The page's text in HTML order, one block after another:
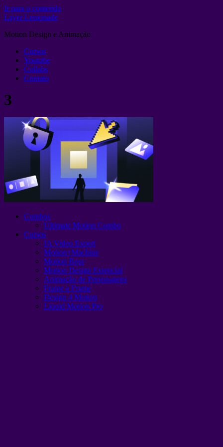
Ir para o conteúdo
Layer Lemonade
Motion Design e Animação
Cursos
Youtube
Collabs
Contato
3
Combos
Ultimate Motion Combo
Cursos
IA Video Expert
Motion+Machine
Motion Boss
Motion Design Essencial
Animação de Personagens
Frame a Frame
Design 4 Motion
Liquid Motion Pro